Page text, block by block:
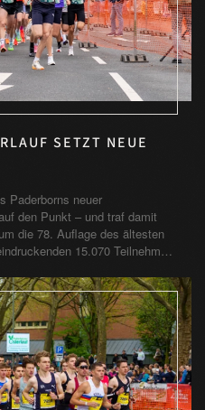
SETZT NEUE
Paderborns neuer
den Punkt – und traf damit
die 78. Auflage des ältesten
15.070 Teilnehm…